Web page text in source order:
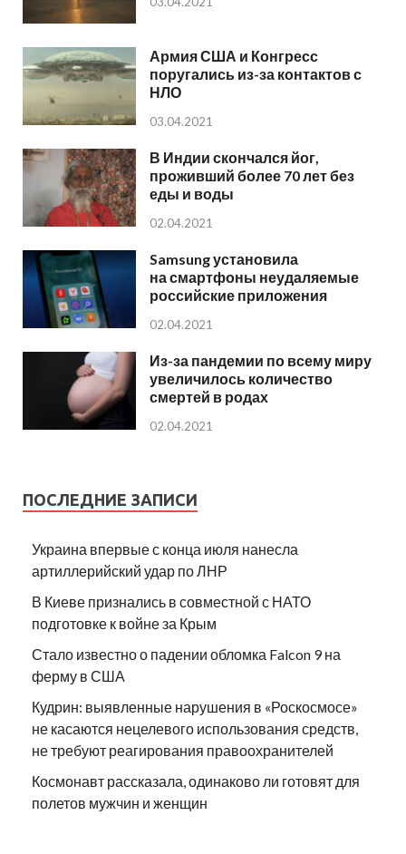
Армия США и Конгресс
поругались из-за контактов с
НЛО
03.04.2021
В Индии скончался йог,
проживший более 70 лет без
еды и воды
02.04.2021
Samsung установила
на смартфоны неудаляемые
российские приложения
02.04.2021
Из-за пандемии по всему миру
увеличилось количество
смертей в родах
02.04.2021
ПОСЛЕДНИЕ ЗАПИСИ
Украина впервые с конца июля нанесла
артиллерийский удар по ЛНР
В Киеве признались в совместной с НАТО
подготовке к войне за Крым
Стало известно о падении обломка Falcon 9 на
ферму в США
Кудрин: выявленные нарушения в «Роскосмосе»
не касаются нецелевого использования средств,
не требуют реагирования правоохранителей
Космонавт рассказала, одинаково ли готовят для
полетов мужчин и женщин